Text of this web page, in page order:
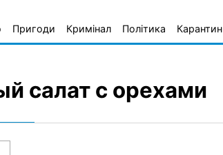
Пригоди Кримінал Політика Карантин
салат с орехами